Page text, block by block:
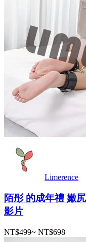
Limerence
陌彤 的成年禮 嫩
影片
NT$499~ NT$698